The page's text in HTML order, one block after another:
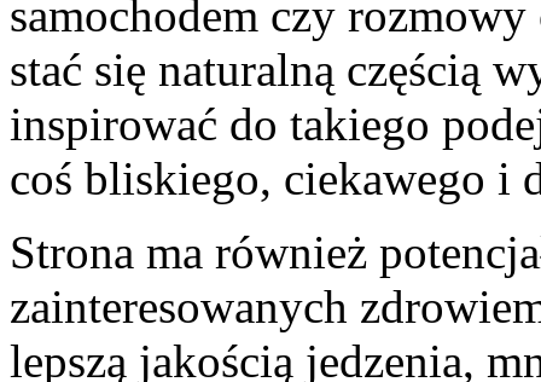
samochodem czy
stać się naturalną częścią
inspirować do takiego
coś bliskiego, ciekawego i
Strona ma również
zainteresowanych
lepszą jakością jedzenia,